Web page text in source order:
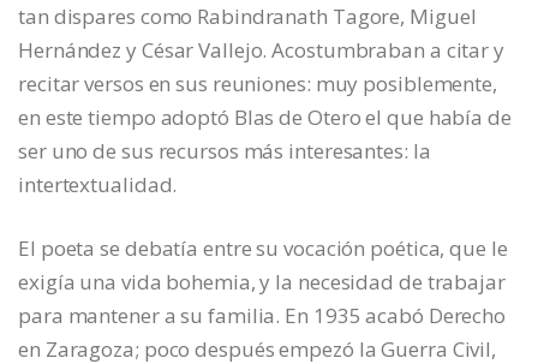
tan dispares como Rabindranath Tagore, Miguel
Hernández y César Vallejo. Acostumbraban a citar y
recitar versos en sus reuniones: muy posiblemente,
en este tiempo adoptó Blas de Otero el que había de
ser uno de sus recursos más interesantes: la
intertextualidad.
El poeta se debatía entre su vocación poética, que le
exigía una vida bohemia, y la necesidad de trabajar
para mantener a su familia. En 1935 acabó Derecho
en Zaragoza; poco después empezó la Guerra Civil,